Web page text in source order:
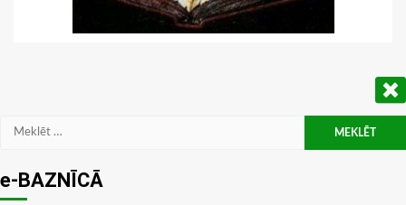
Meklēt:
e-BAZNĪCĀ